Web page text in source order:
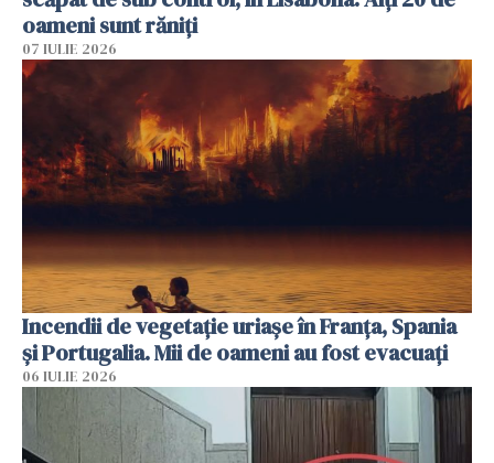
oameni sunt răniți
07 IULIE 2026
Incendii de vegetație uriașe în Franța, Spania
și Portugalia. Mii de oameni au fost evacuați
06 IULIE 2026